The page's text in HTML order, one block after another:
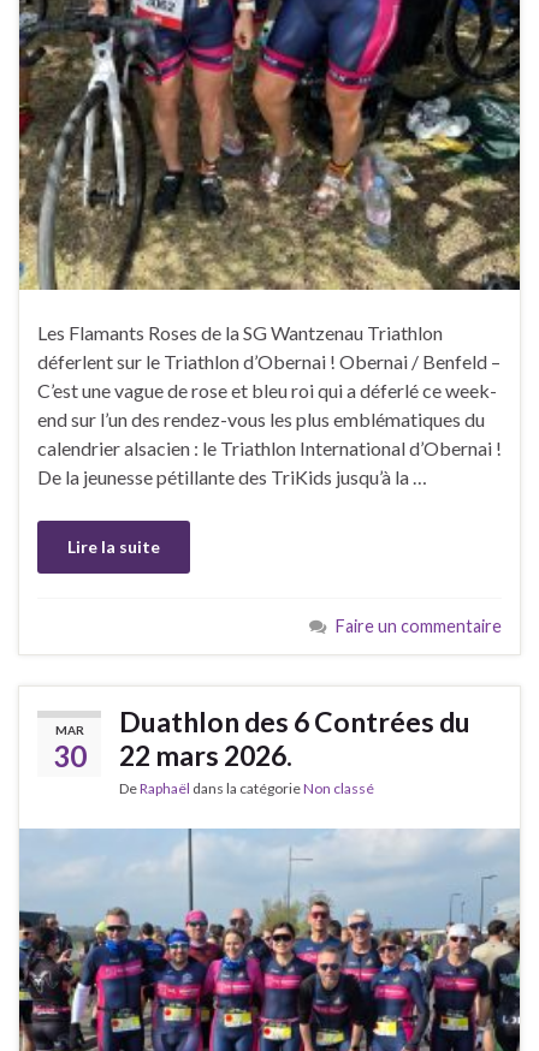
Les Flamants Roses de la SG Wantzenau Triathlon
déferlent sur le Triathlon d’Obernai ! Obernai / Benfeld –
C’est une vague de rose et bleu roi qui a déferlé ce week-
end sur l’un des rendez-vous les plus emblématiques du
calendrier alsacien : le Triathlon International d’Obernai !
De la jeunesse pétillante des TriKids jusqu’à la …
Lire la suite
Faire un commentaire
MAR
30
Duathlon des 6 Contrées du
22 mars 2026.
DeRaphaël dans la catégorieNon classé